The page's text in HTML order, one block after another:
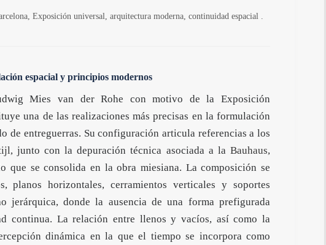
Exposición universal, arquitectura moderna, continuidad espacial .
espacial y principios modernos
Mies van der Rohe con motivo de la Exposición
una de las realizaciones más precisas en la formulación
de entreguerras. Su configuración articula referencias a los
, junto con la depuración técnica asociada a laBauhaus,
que se consolida en la obra miesiana. La composición se
planos horizontales, cerramientos verticales y soportes
jerárquica, donde la ausencia de una forma prefigurada
continua. La relación entre llenos y vacíos, así como la
dinámica en la que el tiempo se incorpora como